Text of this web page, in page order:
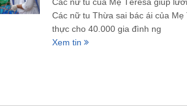
Các nữ tu Thừa sai bác ái của
thực cho 40.000 gia đình ng
Xem tin